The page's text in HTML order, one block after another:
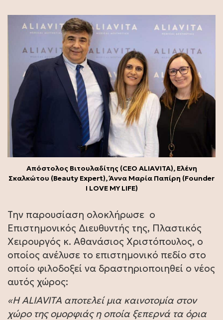
Απόστολος Βιτουλαδίτης (CEO ALIAVITA), Ελένη
Σκαλκώτου (Beauty Expert), Άννα Μαρία Παπίρη (Founder
I LOVE MY LIFE)
Την παρουσίαση ολοκλήρωσε ο
Επιστημονικός Διευθυντής της, Πλαστικός
Χειρουργός κ. Αθανάσιος Χριστόπουλος, ο
οποίος ανέλυσε το επιστημονικό πεδίο στο
οποίο φιλοδοξεί να δραστηριοποιηθεί ο νέος
αυτός χώρος:
«Η ALIAVITA αποτελεί μια καινοτομία στον
χώρο της ομορφιάς η οποία ξεπερνά τα όρια